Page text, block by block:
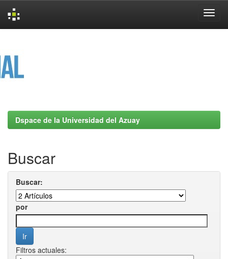
Dspace de la Universidad del Azuay
Buscar
Buscar:
por
Filtros actuales: